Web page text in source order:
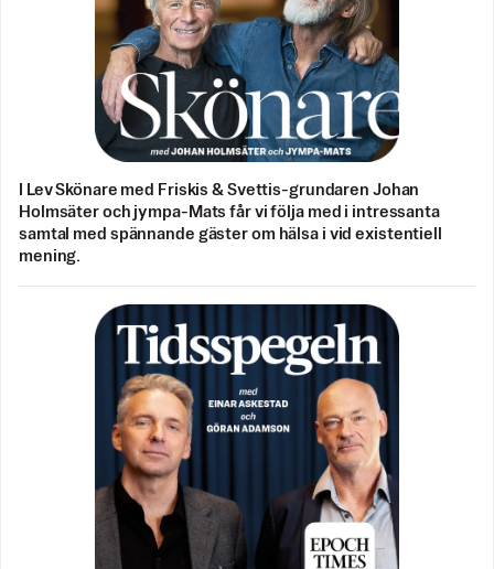
I Lev Skönare med Friskis & Svettis-grundaren Johan
Holmsäter och jympa-Mats får vi följa med i intressanta
samtal med spännande gäster om hälsa i vid existentiell
mening.